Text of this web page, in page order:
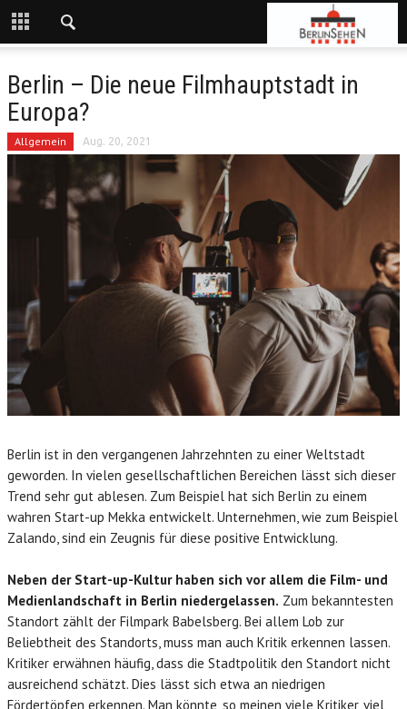
Berlin – Die neue Filmhauptstadt in
Europa?
Allgemein Aug. 20, 2021
Berlin ist in den vergangenen Jahrzehnten zu einer Weltstadt
geworden. In vielen gesellschaftlichen Bereichen lässt sich dieser
Trend sehr gut ablesen. Zum Beispiel hat sich Berlin zu einem
wahren Start-up Mekka entwickelt. Unternehmen, wie zum Beispiel
Zalando, sind ein Zeugnis für diese positive Entwicklung.
Neben der Start-up-Kultur haben sich vor allem die Film- und
Medienlandschaft in Berlin niedergelassen. Zum bekanntesten
Standort zählt der Filmpark Babelsberg. Bei allem Lob zur
Beliebtheit des Standorts, muss man auch Kritik erkennen lassen.
Kritiker erwähnen häufig, dass die Stadtpolitik den Standort nicht
ausreichend schätzt. Dies lässt sich etwa an niedrigen
Fördertöpfen erkennen. Man könnte, so meinen viele Kritiker, viel